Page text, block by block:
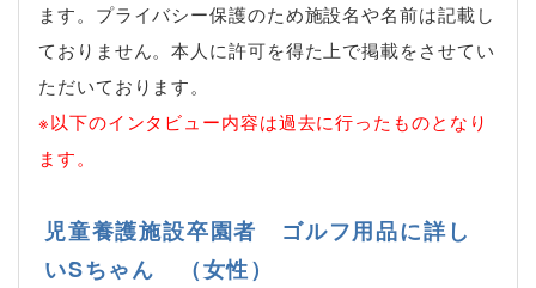
ます。プライバシー保護のため施設名や名前は記載し
ておりません。本人に許可を得た上で掲載をさせてい
ただいております。
※以下のインタビュー内容は過去に行ったものとなり
ます。
児童養護施設卒園者 ゴルフ用品に詳し
いSちゃん （女性）